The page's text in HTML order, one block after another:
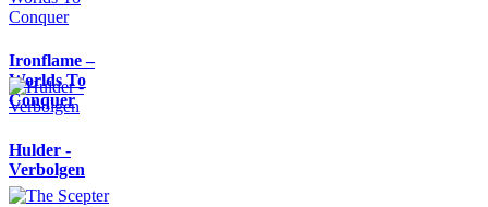
Ironflame –
Worlds To
Conquer
Hulder -
Verbolgen